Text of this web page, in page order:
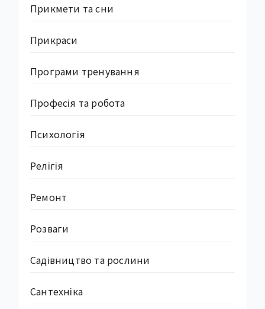
Прикмети та сни
Прикраси
Програми тренування
Професія та робота
Психологія
Релігія
Ремонт
Розваги
Садівництво та рослини
Сантехніка